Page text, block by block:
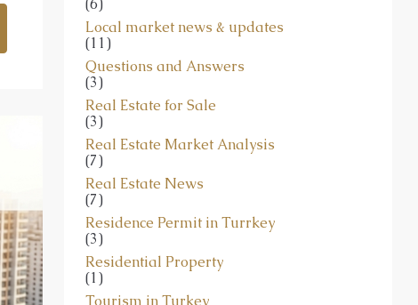
Lifestyle and culture in Turkey and Alanya
(6)
Local market news & updates
(11)
Questions and Answers
(3)
Real Estate for Sale
(3)
Real Estate Market Analysis
(7)
Real Estate News
(7)
Residence Permit in Turrkey
(3)
Residential Property
(1)